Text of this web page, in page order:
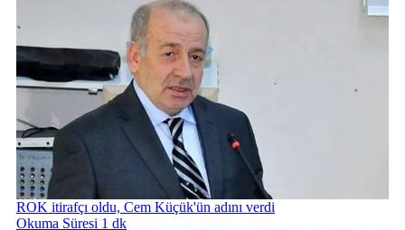
ROK itirafçı oldu, Cem Küçük'ün adını verdi
Okuma Süresi 1 dk